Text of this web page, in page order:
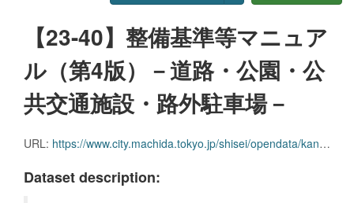
【23-40】整備基準等マニュア
ル（第4版）－道路・公園・公
共交通施設・路外駐車場－
URL: https://www.city.machida.tokyo.jp/shisei/opendata/kankobutsu/2023-kankoubutsu.files/23-40.pdf
Dataset description: